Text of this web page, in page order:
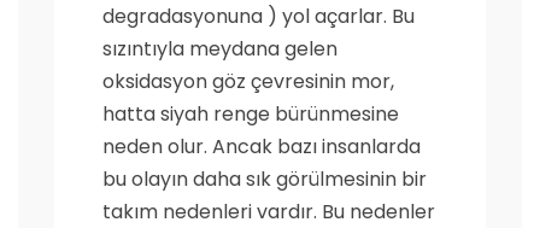
degradasyonuna ) yol açarlar. Bu
sızıntıyla meydana gelen
oksidasyon göz çevresinin mor,
hatta siyah renge bürünmesine
neden olur. Ancak bazı insanlarda
bu olayın daha sık görülmesinin bir
takım nedenleri vardır. Bu nedenler